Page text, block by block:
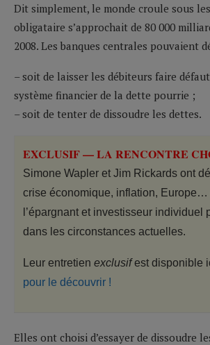
Dit simplement, le monde croule sous
obligataire s’approchait de 80 000
2008. Les banques centrales pouvaient
– soit de laisser les débiteurs faire
système financier de la dette pourrie ;
– soit de tenter de dissoudre les dettes.
EXCLUSIF — LA RENCONTRE
Simone Wapler et Jim Rickards ont
crise économique, inflation, Europe…
l’épargnant et investisseur individuel
dans les circonstances actuelles.
Leur entretien exclusifest disponible
pour le découvrir !
Elles ont choisi d’essayer de dissoudre